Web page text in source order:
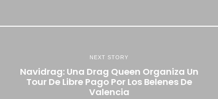
NEXT STORY
Navidrag: Una Drag Queen Organiza Un
Tour De Libre Pago Por Los Belenes De
Valencia